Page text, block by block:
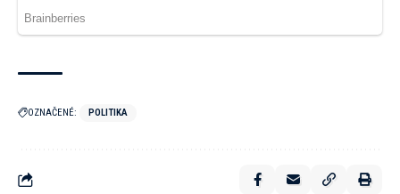
OZNAČENÉ: POLITIKA